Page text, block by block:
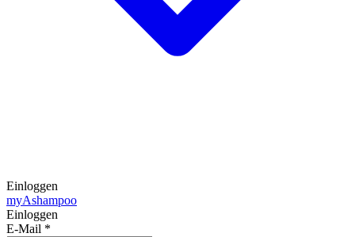
Einloggen
myAshampoo
Einloggen
E-Mail *